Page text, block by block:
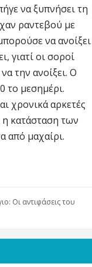
να ξυπνήσει τη
ραντεβού με
να ανοίξει
γιατί οι σοροί
την ανοίξει. Ο
το μεσημέρι.
χρονικά αρκετές
η κατάσταση των
από μαχαίρι.
Οι αντιφάσεις του